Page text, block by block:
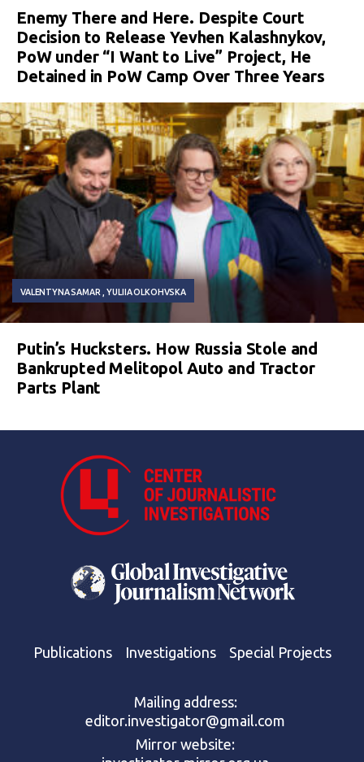
Enemy There and Here. Despite Court
Decision to Release Yevhen Kalashnykov,
PoW under “I Want to Live” Project, He
Detained in PoW Camp Over Three Years
VALENTYNA SAMAR YULIIA OLKOHVSKA
Putin’s Hucksters. How Russia Stole and
Bankrupted Melitopol Auto and Tractor
Parts Plant
Publications Investigations Special Projects
Mailing address:
editor.investigator@gmail.com
Mirror website: